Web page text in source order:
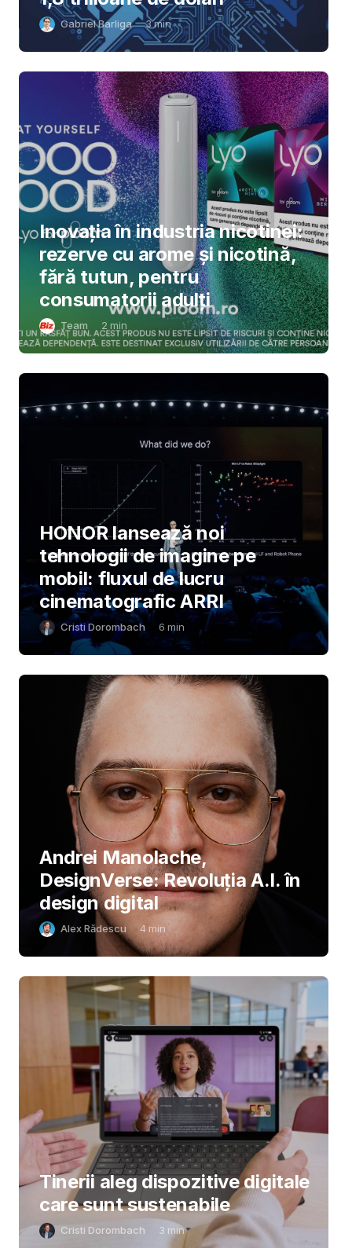
Gabriel Barliga 3min
Inovația în industria nicotinei:
rezerve cu arome și nicotină,
fără tutun, pentru
consumatorii adulți
Team 2 min
HONOR lansează noi
tehnologii de imagine pe
mobil: fluxul de lucru
cinematografic ARRI
Cristi Dorombach 6 min
Andrei Manolache,
DesignVerse: Revoluția A.I. în
design digital
Alex Rădescu 4 min
Tinerii aleg dispozitive digitale
care sunt sustenabile
Cristi Dorombach 3 min